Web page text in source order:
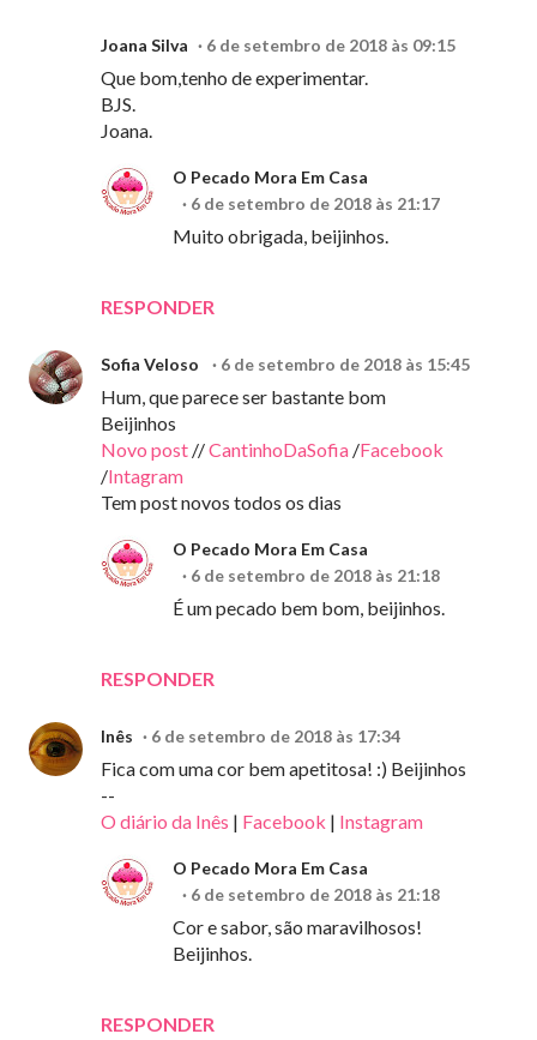
Joana Silva 6 de setembro de 2018 às 09:15
Que bom,tenho de experimentar.
BJS.
Joana.
RESPONDER
O Pecado Mora Em Casa
6 de setembro de 2018 às 21:17
Muito obrigada, beijinhos.
Sofia Veloso 6 de setembro de 2018 às 15:45
Hum, que parece ser bastante bom
Beijinhos
Novo post //CantinhoDaSofia /Facebook
/Intagram
Tem post novos todos os dias
RESPONDER
O Pecado Mora Em Casa
6 de setembro de 2018 às 21:18
É um pecado bem bom, beijinhos.
Inês 6 de setembro de 2018 às 17:34
Fica com uma cor bem apetitosa! :) Beijinhos
--
O diário da Inês | Facebook | Instagram
RESPONDER
O Pecado Mora Em Casa
6 de setembro de 2018 às 21:18
Cor e sabor, são maravilhosos!
Beijinhos.